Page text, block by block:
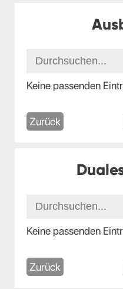
Keine passenden
Zurück
Keine passenden
Zurück